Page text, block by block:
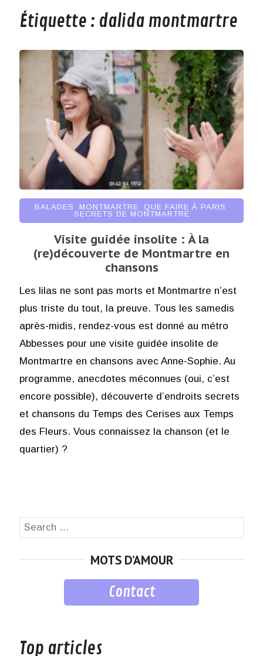
Étiquette : dalida montmartre
BALADES MONTMARTRE QUE FAIRE À PARIS
SECRETS DE MONTMARTRE
Visite guidée insolite : À la
(re)découverte de Montmartre en
chansons
Les lilas ne sont pas morts et Montmartre n’est
plus triste du tout, la preuve. Tous les samedis
après-midis, rendez-vous est donné au métro
Abbesses pour une visite guidée insolite de
Montmartre en chansons avec Anne-Sophie. Au
programme, anecdotes méconnues (oui, c’est
encore possible), découverte d’endroits secrets
et chansons du Temps des Cerises aux Temps
des Fleurs. Vous connaissez la chanson (et le
quartier) ?
Search
MOTS D’AMOUR
Contact
Top articles